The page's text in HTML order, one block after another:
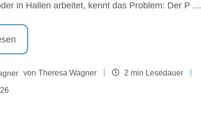
in Hallen arbeitet, kennt das Problem: Der P …
vonTheresa Wagner
2 min Lesedauer